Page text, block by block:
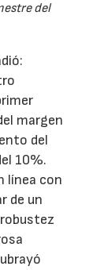
del
margen
del
10%.
línea con
de un